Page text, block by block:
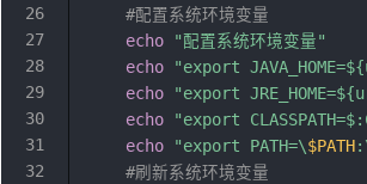
#配置系统环境变量
echo
"配置系统环境变量"
echo
"export JAVA_HOME=
echo
"export JRE_HOME=
echo
"export
echo
"export PATH=\$PATH
#刷新系统环境变量